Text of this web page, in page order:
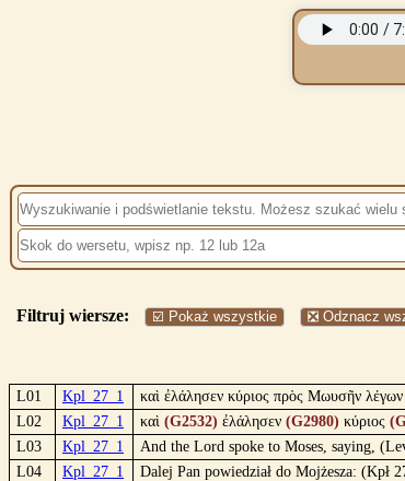
Filtruj wiersze: ☑️ Pokaż wszystkie ❎ Odznacz
L01 Kpl_27_1
καὶ ἐλάλησεν κύριος πρὸς Μωυσῆν λέγων
L02
Kpl_27_1 καὶ (G2532) ἐλάλησεν (G2980) κύριος
L03
Kpl_27_1
And the Lord spoke to Moses, saying,
L04
Kpl_27_1
Dalej Pan powiedział do Mojżesza: (Kpł